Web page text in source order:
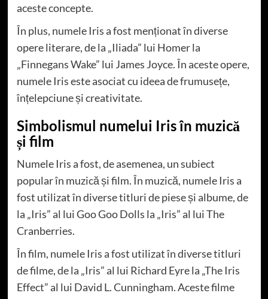
aceste concepte.
În plus, numele Iris a fost menționat în diverse
opere literare, de la „Iliada” lui Homer la
„Finnegans Wake” lui James Joyce. În aceste opere,
numele Iris este asociat cu ideea de frumusețe,
înțelepciune și creativitate.
Simbolismul numelui Iris în muzică
și film
Numele Iris a fost, de asemenea, un subiect
popular în muzică și film. În muzică, numele Iris a
fost utilizat în diverse titluri de piese și albume, de
la „Iris” al lui Goo Goo Dolls la „Iris” al lui The
Cranberries.
În film, numele Iris a fost utilizat în diverse titluri
de filme, de la „Iris” al lui Richard Eyre la „The Iris
Effect” al lui David L. Cunningham. Aceste filme